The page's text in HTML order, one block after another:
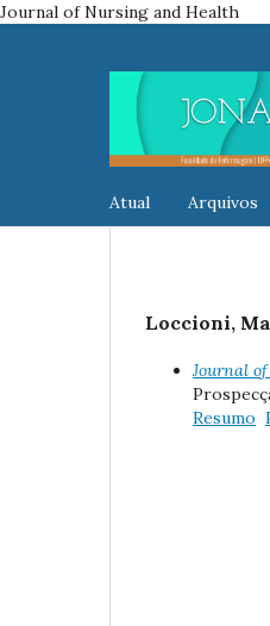
Journal of Nursing and Health
Atual Arquivos
Loccioni,
Journal
Resumo